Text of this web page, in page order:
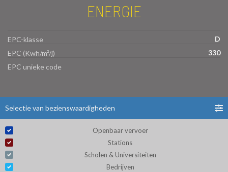
ENERGIE
EPC-klasse
D
EPC (Kwh/m²/j)
330
EPC unieke code
Selectie van bezienswaardigheden
Openbaar vervoer
Stations
Scholen & Universiteiten
Bedrijven